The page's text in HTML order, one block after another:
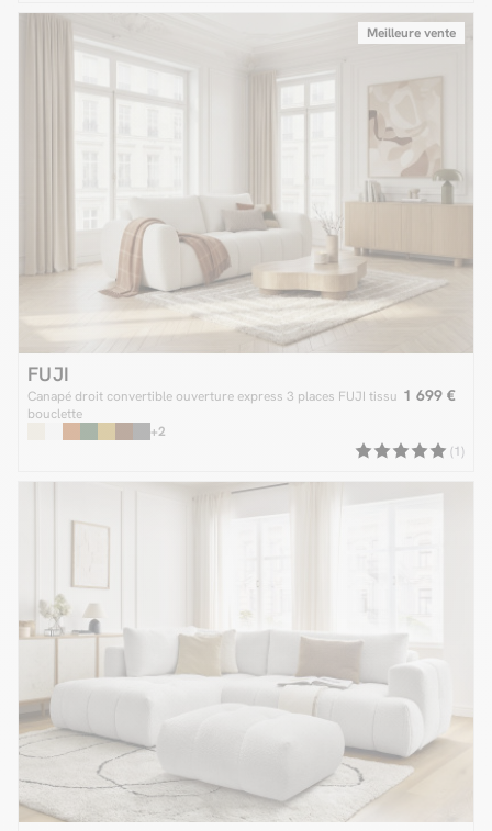
Meilleure vente
FUJI
Canapé droit convertible ouverture express 3 places FUJI tissu
bouclette
1 699 €
+2
(1)